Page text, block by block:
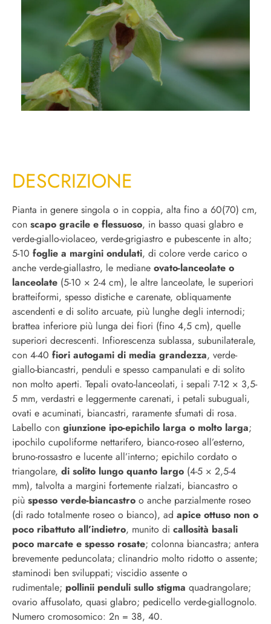
DESCRIZIONE
Pianta in genere singola o in coppia, alta fino a 60(70) cm,
con scapo gracile e flessuoso, in basso quasi glabro e
verde-giallo-violaceo, verde-grigiastro e pubescente in alto;
5-10 foglie a margini ondulati, di colore verde carico o
anche verde-giallastro, le mediane ovato-lanceolate o
lanceolate (5-10 × 2-4 cm), le altre lanceolate, le superiori
bratteiformi, spesso distiche e carenate, obliquamente
ascendenti e di solito arcuate, più lunghe degli internodi;
brattea inferiore più lunga dei fiori (fino 4,5 cm), quelle
superiori decrescenti. Infiorescenza sublassa, subunilaterale,
con 4-40 fiori autogami di media grandezza, verde-
giallo-biancastri, penduli e spesso campanulati e di solito
non molto aperti. Tepali ovato-lanceolati, i sepali 7-12 × 3,5-
5 mm, verdastri e leggermente carenati, i petali subuguali,
ovati e acuminati, biancastri, raramente sfumati di rosa.
Labello con giunzione ipo-epichilo larga o molto larga;
ipochilo cupoliforme nettarifero, bianco-roseo all’esterno,
bruno-rossastro e lucente all’interno; epichilo cordato o
triangolare, di solito lungo quanto largo (4-5 × 2,5-4
mm), talvolta a margini fortemente rialzati, biancastro o
più spesso verde-biancastro o anche parzialmente roseo
(di rado totalmente roseo o bianco), ad apice ottuso non o
poco ribattuto all’indietro, munito di callosità basali
poco marcate e spesso rosate; colonna biancastra; antera
brevemente peduncolata; clinandrio molto ridotto o assente;
staminodi ben sviluppati; viscidio assente o
rudimentale; pollinii penduli sullo stigma quadrangolare;
ovario affusolato, quasi glabro; pedicello verde-giallognolo.
Numero cromosomico: 2n = 38, 40.